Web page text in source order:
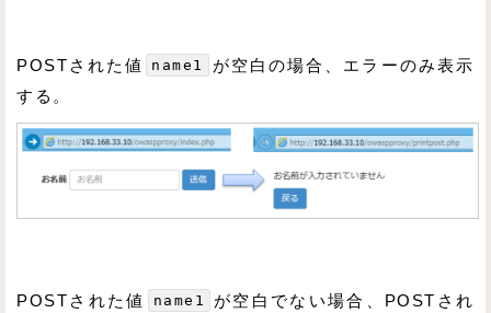
POSTされた値 name1
が空白の場合、エラーのみ表示
する。
POSTされた値 name1
が空白でない場合、POSTされ